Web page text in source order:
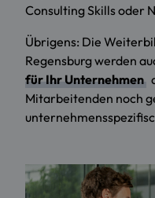
Consulting Skills oder
Übrigens: Die
Regensburg werden
für Ihr Unternehmen
Mitarbeitenden noch